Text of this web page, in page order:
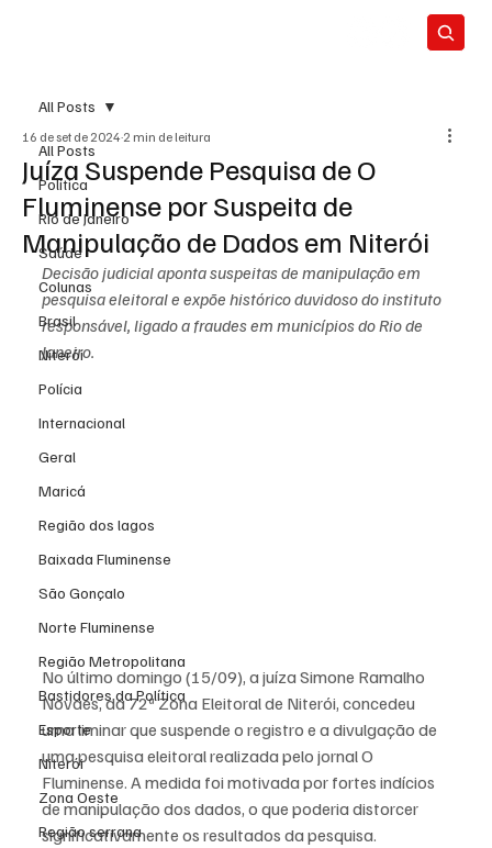
All Posts
Política
Rio de Janeiro
Saúde
Colunas
Brasil
Niterói
Polícia
Internacional
Geral
Maricá
Região dos lagos
Baixada Fluminense
São Gonçalo
Norte Fluminense
Região Metropolitana
Bastidores da Política
Esporte
Niterói
Zona Oeste
Região serrana
All Posts
Juíza Suspende Pesquisa de O
Fluminense por Suspeita de
Manipulação de Dados em Niterói
16 de set de 2024 2 min de leitura
Decisão judicial aponta suspeitas de manipulação em
pesquisa eleitoral e expõe histórico duvidoso do instituto
responsável, ligado a fraudes em municípios do Rio de
Janeiro.
No último domingo (15/09), a juíza Simone Ramalho
Novaes, da 72ª Zona Eleitoral de Niterói, concedeu
uma liminar que suspende o registro e a divulgação de
uma pesquisa eleitoral realizada pelo jornal O
Fluminense. A medida foi motivada por fortes indícios
de manipulação dos dados, o que poderia distorcer
significativamente os resultados da pesquisa.